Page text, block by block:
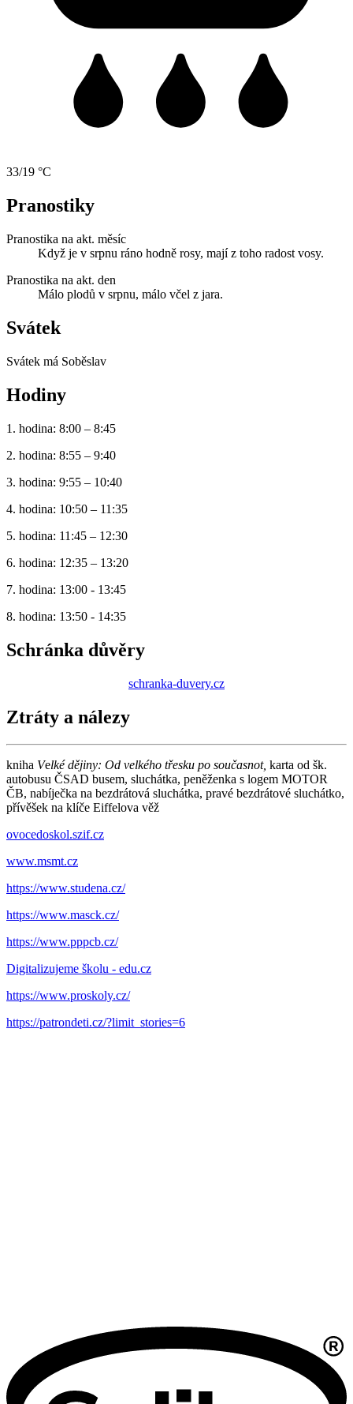
33/19 °C
Pranostiky
Pranostika na akt. měsíc
Když je v srpnu ráno hodně rosy, mají z toho radost vosy.
Pranostika na akt. den
Málo plodů v srpnu, málo včel z jara.
Svátek
Svátek má Soběslav
Hodiny
1. hodina: 8:00 – 8:45
2. hodina: 8:55 – 9:40
3. hodina: 9:55 – 10:40
4. hodina: 10:50 – 11:35
5. hodina: 11:45 – 12:30
6. hodina: 12:35 – 13:20
7. hodina: 13:00 - 13:45
8. hodina: 13:50 - 14:35
Schránka důvěry
schranka-duvery.cz
Ztráty a nálezy
kniha Velké dějiny: Od velkého třesku po současnot, karta od šk.
autobusu ČSAD busem, sluchátka, peněženka s logem MOTOR
ČB, nabíječka na bezdrátová sluchátka, pravé bezdrátové sluchátko,
přívěšek na klíče Eiffelova věž
ovocedoskol.szif.cz
www.msmt.cz
https://www.studena.cz/
https://www.masck.cz/
https://www.pppcb.cz/
Digitalizujeme školu - edu.cz
https://www.proskoly.cz/
https://patrondeti.cz/?limit_stories=6